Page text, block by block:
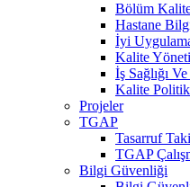
Bölüm
Hastane
İyi
Kalite
İş Sağlığı
Kalite
Projeler
TGAP
Tasarruf
TGAP
Bilgi Güvenliği